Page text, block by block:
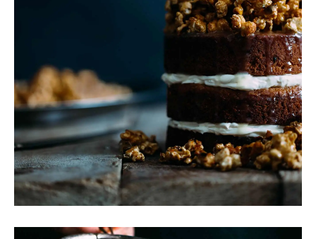
Chapelure Dorée –
100% Pain Frais (250g)
+ ADD